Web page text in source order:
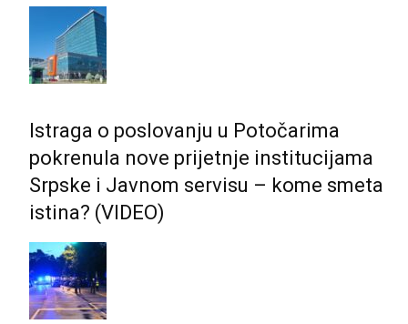
Istraga o poslovanju u Potočarima
pokrenula nove prijetnje institucijama
Srpske i Јavnom servisu – kome smeta
istina? (VIDEO)